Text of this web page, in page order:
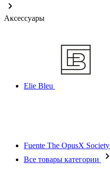
Аксессуары
Elie Bleu
Fuente The OpusX Society
Все товары категории